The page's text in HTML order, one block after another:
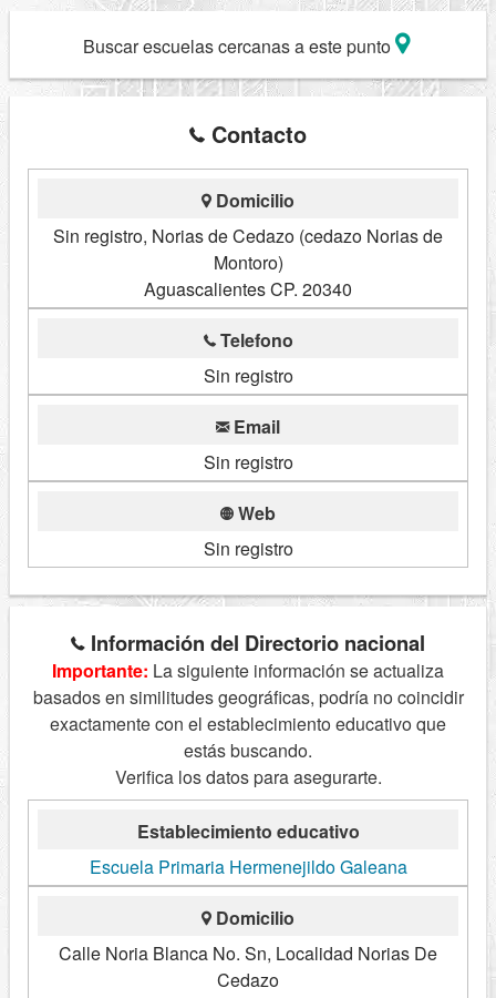
Buscar escuelas cercanas a este punto
Contacto
Domicilio
Sin registro, Norias de Cedazo (cedazo Norias de
Montoro)
Aguascalientes CP. 20340
Telefono
Sin registro
Email
Sin registro
Web
Sin registro
Información del Directorio nacional
Importante: La siguiente información se actualiza
basados en similitudes geográficas, podría no coincidir
exactamente con el establecimiento educativo que
estás buscando.
Verifica los datos para asegurarte.
Establecimiento educativo
Escuela Primaria Hermenejildo Galeana
Domicilio
Calle Noria Blanca No. Sn, Localidad Norias De
Cedazo